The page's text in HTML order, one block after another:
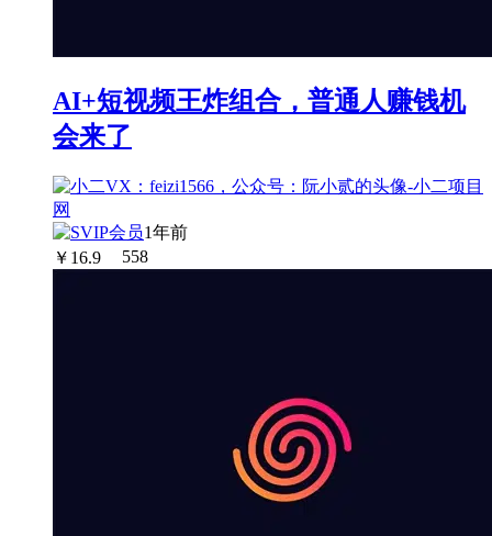
AI+短视频王炸组合，普通人赚钱机
会来了
1年前
￥ 16.9 558